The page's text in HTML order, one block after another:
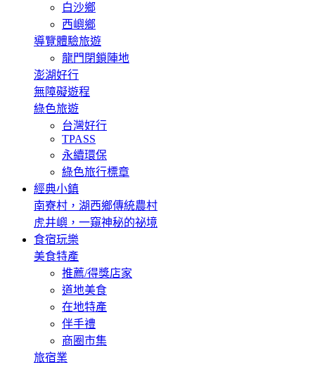
白沙鄉
西嶼鄉
導覽體驗旅遊
龍門閉鎖陣地
澎湖好行
無障礙遊程
綠色旅遊
台灣好行
TPASS
永續環保
綠色旅行標章
經典小鎮
南寮村，湖西鄉傳統農村
虎井嶼，一窺神秘的祕境
食宿玩樂
美食特產
推薦/得獎店家
道地美食
在地特產
伴手禮
商圈市集
旅宿業